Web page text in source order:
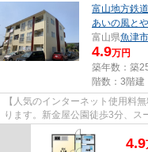
富山地方鉄
あいの風と
富山県魚津市
4.9万円
築年数：築
階数：3階建
【人気のインターネット使用料
ります。新金屋公園徒歩3分、
リー世帯にもおすすめです。
4.9